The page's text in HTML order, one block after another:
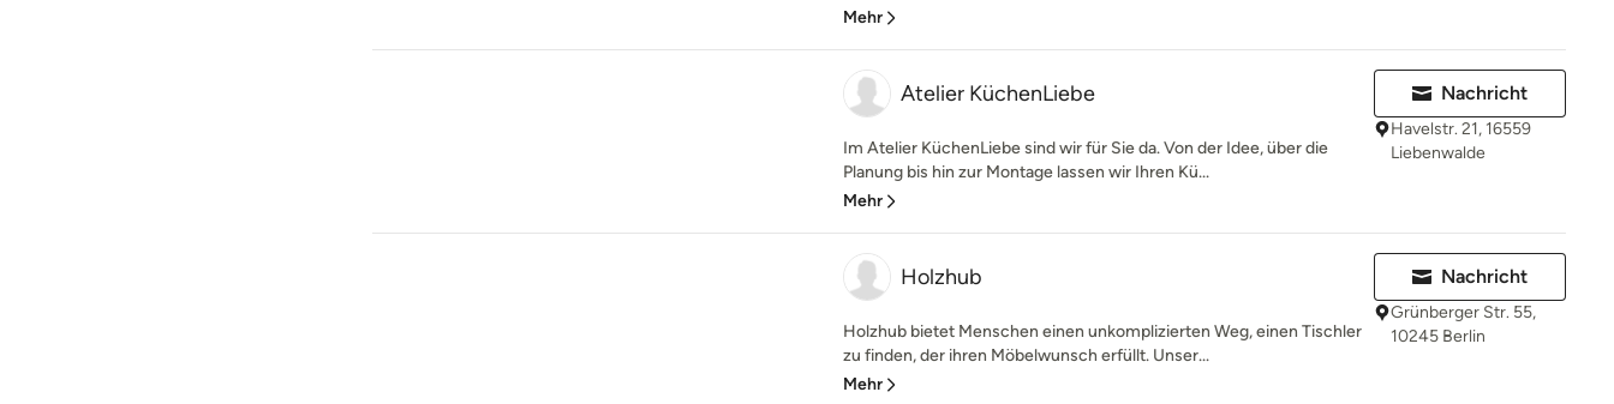
Mehr
Atelier KüchenLiebe
Im Atelier KüchenLiebe sind wir für Sie da. Von der Idee, über die
Planung bis hin zur Montage lassen wir Ihren Kü...
Mehr
Nachricht
Havelstr. 21, 16559
Liebenwalde
Holzhub
Holzhub bietet Menschen einen unkomplizierten Weg, einen Tischler
zu finden, der ihren Möbelwunsch erfüllt. Unser...
Mehr
Nachricht
Grünberger Str. 55,
10245 Berlin